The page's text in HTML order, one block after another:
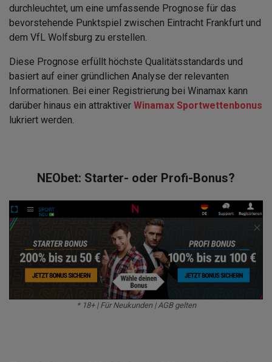
durchleuchtet, um eine umfassende Prognose für das
bevorstehende Punktspiel zwischen Eintracht Frankfurt und
dem VfL Wolfsburg zu erstellen.
Diese Prognose erfüllt höchste Qualitätsstandards und
basiert auf einer gründlichen Analyse der relevanten
Informationen. Bei einer Registrierung bei Winamax kann
darüber hinaus ein attraktiver Winamax Sportwettenbonus
lukriert werden.
NEObet: Starter- oder Profi-Bonus?
* 18+ | Für Neukunden | AGB gelten